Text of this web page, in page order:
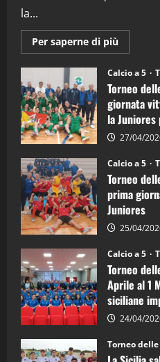
la...
Per saperne di più
Torneo
delle
Regioni
di
calcio
a
5:
la
Juniores
è
d’Italia
Calcio a 5
Torneo
giornata
la Juniores
27/04/
Calcio a 5
Torneo
prima
Juniores
25/04/
Calcio a 5
Torneo
Aprile al 1
siciliane
24/04/
Torneo